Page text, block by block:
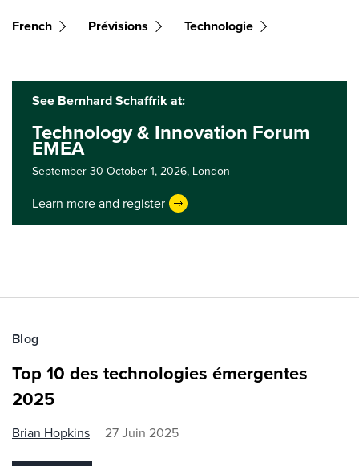
French Prévisions Technologie
See Bernhard Schaffrik at:
Technology & Innovation Forum
EMEA
September 30-October 1, 2026, London
Learn more and register
Blog
Top 10 des technologies émergentes
2025
Brian Hopkins 27 Juin 2025